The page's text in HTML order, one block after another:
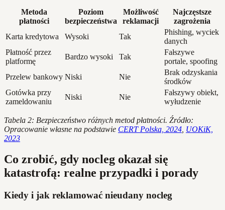
Metoda
płatności
Poziom
bezpieczeństwa
Możliwość
reklamacji
Najczęstsze
zagrożenia
Karta kredytowa
Wysoki Tak
Phishing, wyciek
danych
Płatność przez
platformę
Bardzo wysoki Tak
Fałszywe
portale, spoofing
Przelew bankowy Niski Nie
Brak odzyskania
środków
Gotówka przy
zameldowaniu
Niski Nie
Fałszywy obiekt,
wyłudzenie
Tabela 2: Bezpieczeństwo różnych metod płatności. Źródło:
Opracowanie własne na podstawie CERT Polska, 2024 UOKiK,
2023
Co zrobić, gdy nocleg okazał się
katastrofą: realne przypadki i porady
Kiedy i jak reklamować nieudany nocleg